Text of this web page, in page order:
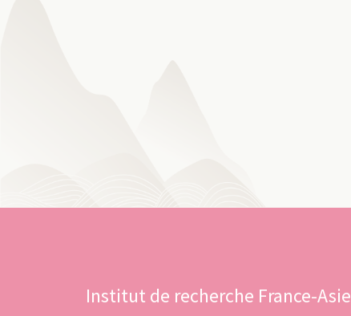
Institut de recherche France-Asie